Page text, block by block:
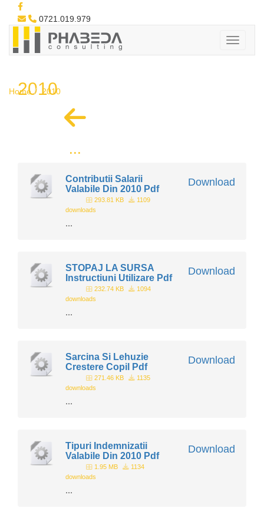
0721.019.979
2010
Home 2010
...
Download
Contributii Salarii
Valabile Din 2010 Pdf
293.81 KB
1109
downloads
...
Download
STOPAJ LA SURSA
Instructiuni Utilizare Pdf
232.74 KB
1094
downloads
...
Download
Sarcina Si Lehuzie
Crestere Copil Pdf
271.46 KB
1135
downloads
...
Download
Tipuri Indemnizatii
Valabile Din 2010 Pdf
1.95 MB
1134
downloads
...